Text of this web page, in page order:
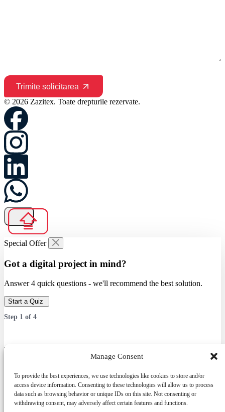
Manage Consent
To provide the best experiences, we use technologies like cookies to store and/or
access device information. Consenting to these technologies will allow us to process
data such as browsing behavior or unique IDs on this site. Not consenting or
withdrawing consent, may adversely affect certain features and functions.
Trimite solicitarea
© 2026 Zazitex. Toate drepturile rezervate.
Special Offer
Got a digital project in mind?
Answer 4 quick questions - we'll recommend the best solution.
Start a Quiz
Step 1 of 4
Which service are you interested in?
Answer 4 quick questions — we’ll recommend the best solution.